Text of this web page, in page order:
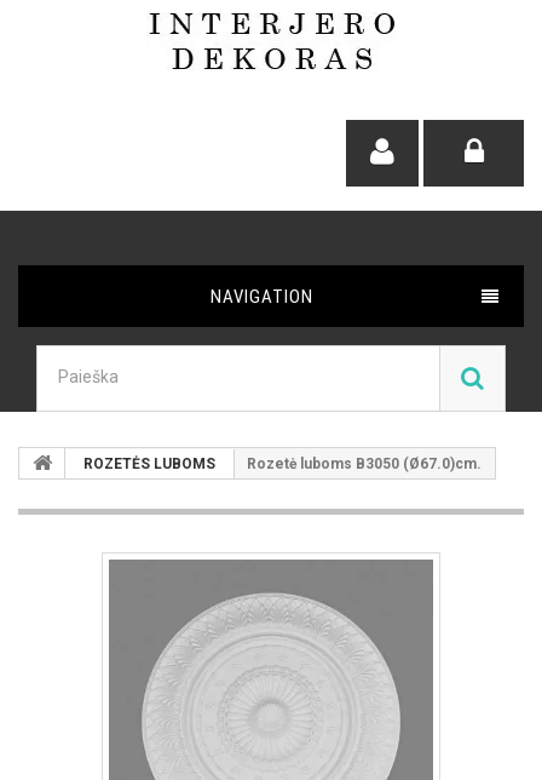
NAVIGATION
ROZETĖS LUBOMS Rozetė luboms B3050 (Ø67.0)cm.